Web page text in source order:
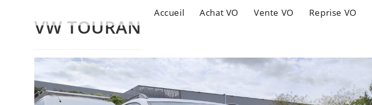
Accueil Achat VO Vente VO Reprise VO
VW TOURAN